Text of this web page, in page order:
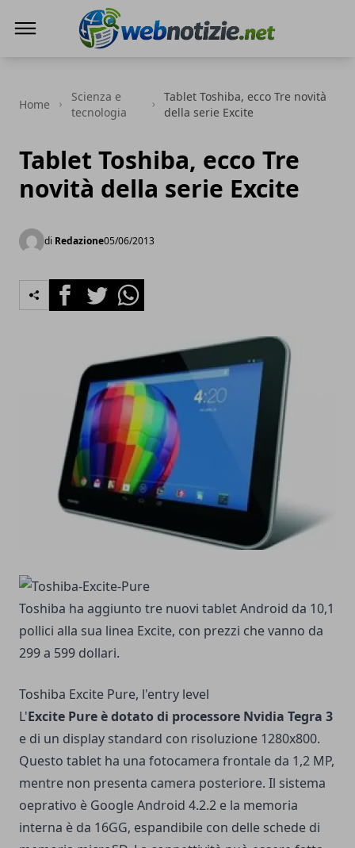
Home
Scienza e
tecnologia
Tablet Toshiba, ecco Tre novità
della serie Excite
Tablet Toshiba, ecco Tre
novità della serie Excite
di Redazione05/06/2013
FacebookTwitterWhatsapp
Toshiba ha aggiunto tre nuovi tablet Android da 10,1
pollici alla sua linea Excite, con prezzi che vanno da
299 a 599 dollari.
Toshiba Excite Pure, l'entry level
L'Excite Pure è dotato di processore Nvidia Tegra 3
e di un display standard con risoluzione 1280x800.
Questo tablet ha una fotocamera frontale da 1,2 MP,
mentre non presenta camera posteriore. Il sistema
oeprativo è Google Android 4.2.2 e la memoria
interna è da 16GG, espandibile con delle schede di